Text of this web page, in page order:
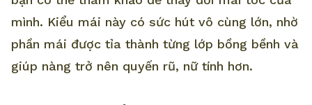
mình. Kiểu mái này có sức hút vô cùng lớn, nhờ
phần mái được tỉa thành từng lớp bồng bềnh và
giúp nàng trở nên quyến rũ, nữ tính hơn.